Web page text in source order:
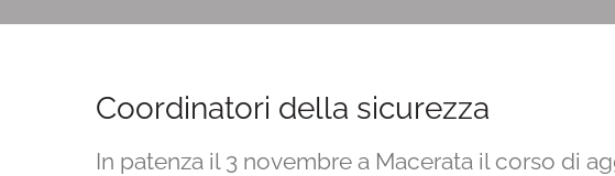
Coordinatori della sicurezza
In patenza il 3 novembre a Macerata il corso di